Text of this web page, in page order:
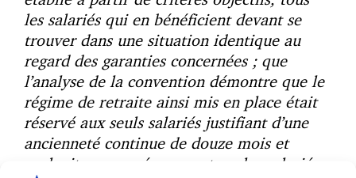
les salariés qui en bénéficient devant se
trouver dans une situation identique au
regard des garanties concernées ; que
l’analyse de la convention démontre que le
régime de retraite ainsi mis en place était
réservé aux seuls salariés justifiant d’une
ancienneté continue de douze mois et
excluait, en conséquence, tous les salariés